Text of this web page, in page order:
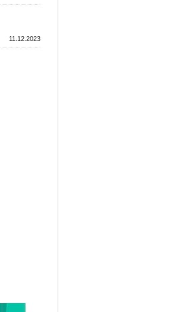
11.12.2023